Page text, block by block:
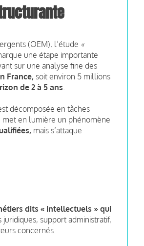
(OEM), l’étude «
une étape importante
sur une analyse fine des
France, soit environ 5 millions
de 2 à 5 ans
décomposée en tâches
met en lumière un phénomène
mais s’attaque
dits « intellectuels » qui
juridiques, support administratif,
concernés.